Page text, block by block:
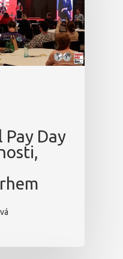
Pay Day
Aktuality
Partneři
Vstupenky